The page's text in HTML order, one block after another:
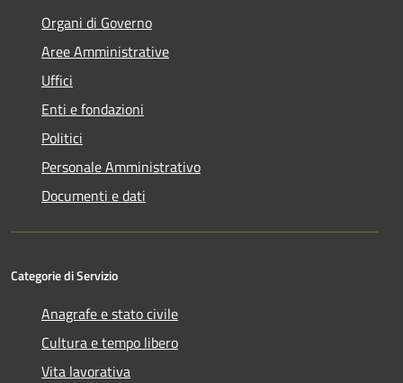
Organi di Governo
Aree Amministrative
Uffici
Enti e fondazioni
Politici
Personale Amministrativo
Documenti e dati
Categorie di Servizio
Anagrafe e stato civile
Cultura e tempo libero
Vita lavorativa